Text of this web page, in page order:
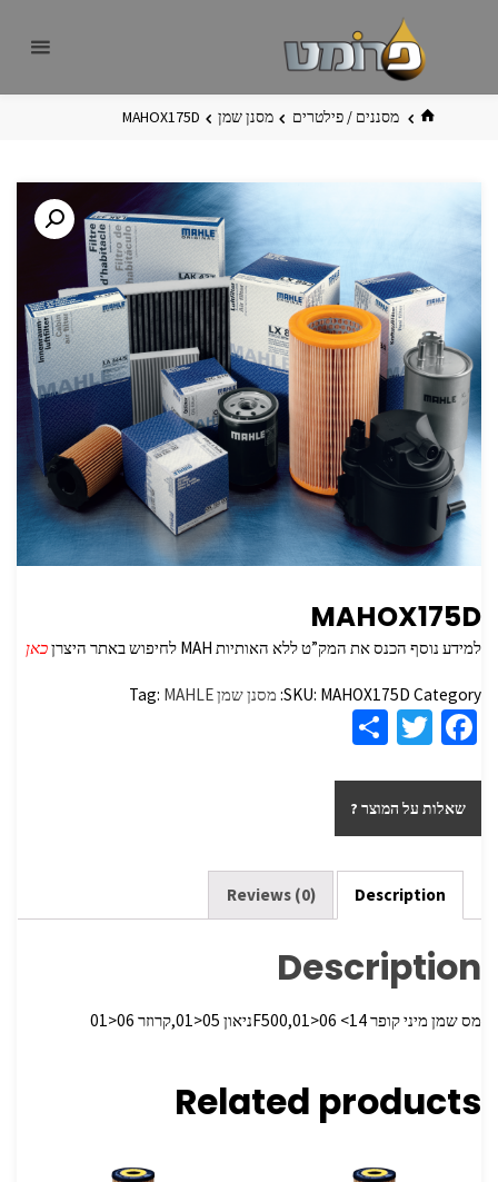
בית מסננים / פילטרים מסנן שמן MAHOX175D
MAHOX175D
למידע נוסף הכנס את המק”ט ללא האותיות MAH לחיפוש באתר היצרן כאן
SKU: MAHOX175D Category: מסנן שמן Tag: MAHLE
Fa
b
o
o
k
T
tt
er
ar
e
שאלות על המוצר ?
Description
Reviews (0)
Description
מס שמן מיני קופר F500,01>06 <14ניאון 05<01,קרוזר 06<01
Related products